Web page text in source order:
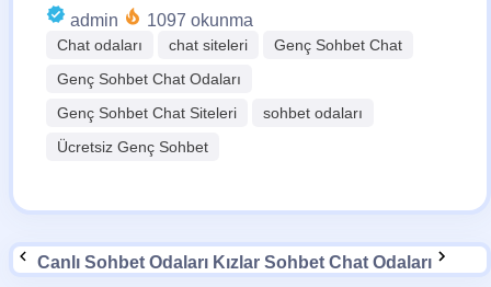
admin 1097 okunma
Chat odaları chat siteleri
Genç Sohbet Chat
Genç Sohbet Chat Odaları
Genç Sohbet Chat Siteleri
sohbet odaları
Ücretsiz Genç Sohbet
Canlı Sohbet Odaları Kızlar Sohbet Chat Odaları